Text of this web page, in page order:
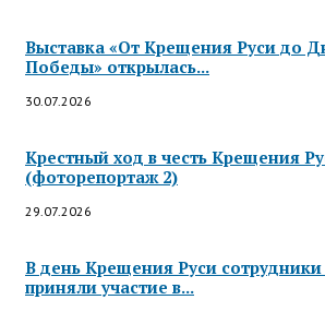
Выставка «От Крещения Руси до
Победы» открылась...
30.07.2026
Крестный ход в честь Крещения
(фоторепортаж 2)
29.07.2026
В день Крещения Руси сотрудники
приняли участие в...